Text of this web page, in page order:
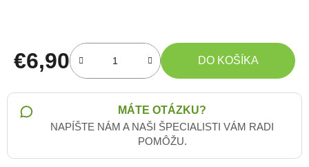
€6,90
Jednotková cena:
DO KOŠÍKA
MÁTE OTÁZKU?
NAPÍŠTE NÁM A NAŠI ŠPECIALISTI VÁM RADI
POMÔŽU.